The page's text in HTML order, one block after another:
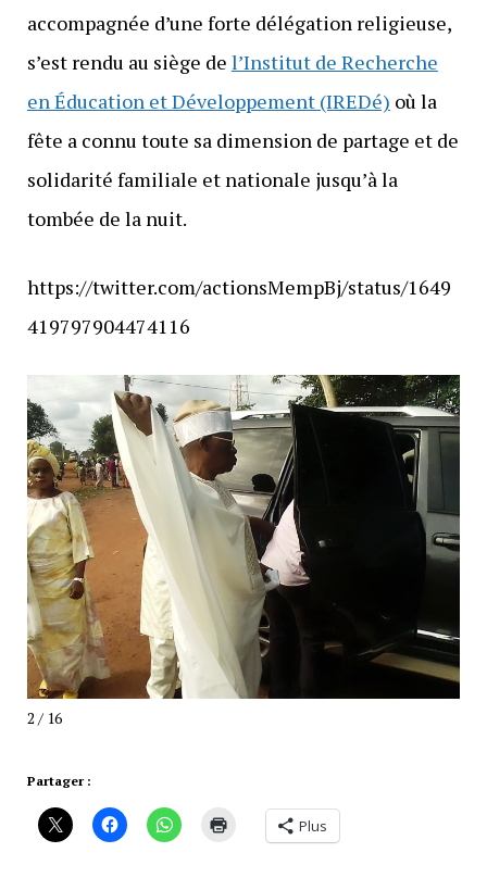
accompagnée d’une forte délégation religieuse,
s’est rendu au siège de l’Institut de Recherche
en Éducation et Développement (IREDé) où la
fête a connu toute sa dimension de partage et de
solidarité familiale et nationale jusqu’à la
tombée de la nuit.
https://twitter.com/actionsMempBj/status/1649
419797904474116
2 / 16
Partager :
Plus